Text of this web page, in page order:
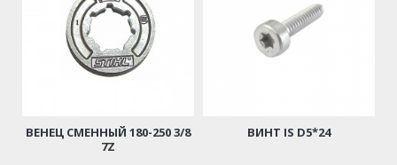
ВЕНЕЦ СМЕННЫЙ 180-250 3/8
7Z
ВИНТ IS D5*24